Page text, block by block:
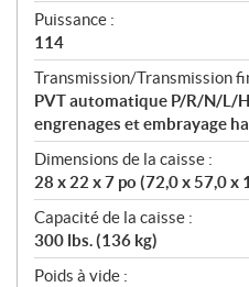
Puissance :
114
Transmission/Transmission
PVT automatique P/R/N/L/
engrenages et embrayage
Dimensions de la caisse :
28 x 22 x 7 po (72,0 x 57,0 x
Capacité de la caisse :
300 lbs. (136 kg)
Poids à vide :